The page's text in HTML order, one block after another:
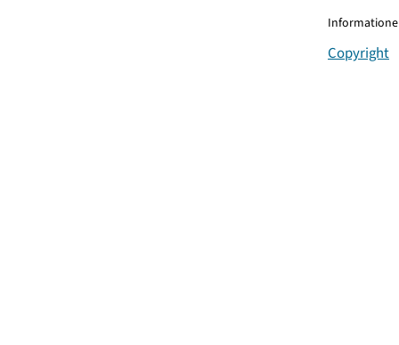
Copyright